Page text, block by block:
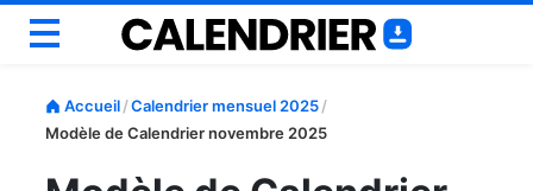
Mensuel
Accueil/Calendrier mensuel 2025/
Modèle de Calendrier novembre 2025